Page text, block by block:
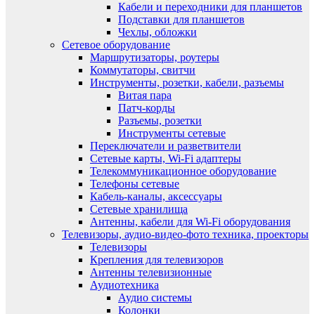
Кабели и переходники для планшетов
Подставки для планшетов
Чехлы, обложки
Сетевое оборудование
Маршрутизаторы, роутеры
Коммутаторы, свитчи
Инструменты, розетки, кабели, разъемы
Витая пара
Патч-корды
Разъемы, розетки
Инструменты сетевые
Переключатели и разветвители
Сетевые карты, Wi-Fi адаптеры
Телекоммуникационное оборудование
Телефоны сетевые
Кабель-каналы, аксессуары
Сетевые хранилища
Антенны, кабели для Wi-Fi оборудования
Телевизоры, аудио-видео-фото техника, проекторы
Телевизоры
Крепления для телевизоров
Антенны телевизионные
Аудиотехника
Аудио системы
Колонки